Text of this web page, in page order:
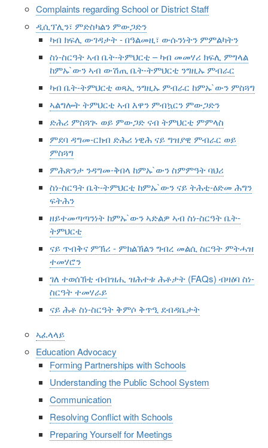
Complaints regarding School or District Staff
ዲሲፕሊን፣ ምድስካልን ምውጋድን
ካብ ክፍሊ ውገዳታት - በዓልመዚ፣ ውሱንነትን ምምልካትን
ስነ-ስርዓት ኣብ ቤት-ትምህርቲ – ካብ መመሃሪ ክፍሊ ምግላል
ከምኡ`ውን ኣብ ውሽጢ ቤት-ትምህርቲ ንግዚኡ ምብራር
ካብ ቤት-ትምህርቲ ወጻኢ ንግዚኡ ምብራር ከምኡ`ውን ምስጓግ
ኣልግሎት ትምህርቲ ኣብ እዋን ምብኳርን ምውጋድን
ድሕሪ ምስጓጒ ወይ ምውጋድ ናብ ትምህርቲ ምምላስ
ምደባ ዳግመ-ርክብ ድሕሪ ነዊሕ ናይ ግዝያዊ ምብራር ወይ
ምስጓግ
ምሕጽንታ ንዳግመ-ቅበላ ከምኡ`ውን ስምምዓት ባህሪ
ስነ-ስርዓት ቤት-ትምህርቲ ከምኡ`ውን ናይ ትሕቲ-ዕድመ ሕግን
ፍትሕን
ዘይተመጣጣንነት ከምኡ`ውን ኣድልዎ ኣብ ስነ-ስርዓት ቤት-
ትምህርቲ
ናይ ጥብቅና ምኽሪ - ምክልኽልን ግብረ መልሲ ስርዓት ምትሓዝ
ተመሃሮን
ገለ ተወሰኽቲ ብብዝሒ ዝሕተቱ ሕቶታት (FAQs) ብዛዕባ ስነ-
ስርዓት ተመሃራይ
ናይ ሕቶ ስነ-ስርዓት ቅምሶ ቅጥዒ ደብዳቤታት
ኣፈላላይ
Education Advocacy
Forming Partnerships with Schools
Understanding the Public School System
Communication
Resolving Conflict with Schools
Preparing Yourself for Meetings